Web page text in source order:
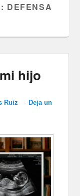
DEFENSA
hijo
Ruiz — Deja un